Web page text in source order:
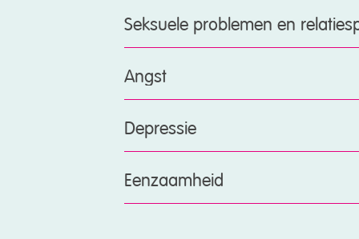
Seksuele problemen en
Angst
Depressie
Eenzaamheid